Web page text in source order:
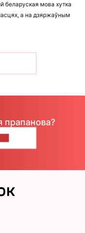
беларуская мова хутка
а на дзяржаўным
прапанова?